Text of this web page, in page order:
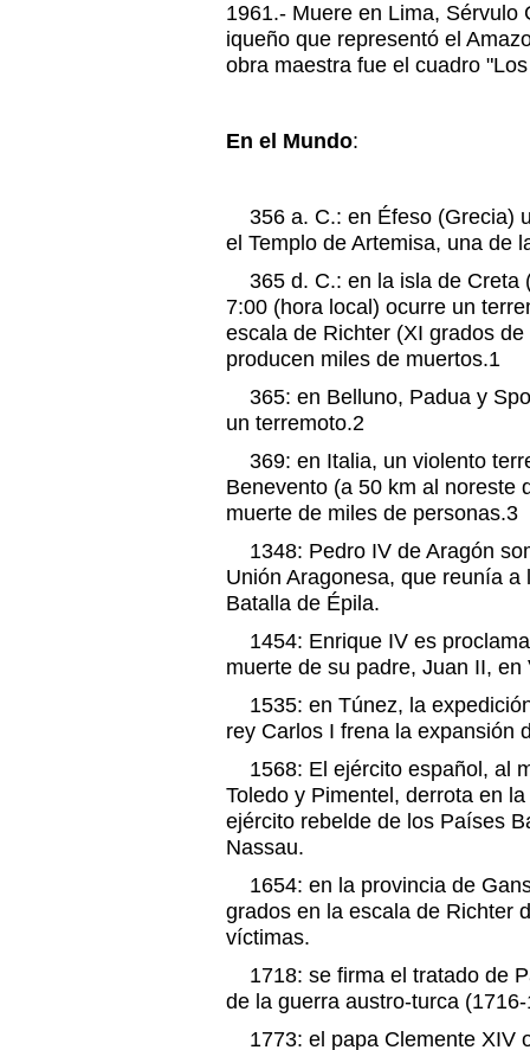
1961.- Muere en Lima, Sérvulo
iqueño que representó el
obra maestra fue el cuadro
En el Mundo:
356 a. C.: en Éfeso (Grecia)
el Templo de Artemisa, una de
365 d. C.: en la isla de Creta
7:00 (hora local) ocurre un
escala de Richter (XI grados
producen miles de muertos.1
365: en Belluno, Padua y
un terremoto.2
369: en Italia, un violento
Benevento (a 50 km al noreste
muerte de miles de personas.3
1348: Pedro IV de Aragón
Unión Aragonesa, que reunía
Batalla de Épila.
1454: Enrique IV es
muerte de su padre, Juan II, en
1535: en Túnez, la
rey Carlos I frena la expansión
1568: El ejército español, al
Toledo y Pimentel, derrota en
ejército rebelde de los Países
Nassau.
1654: en la provincia de
grados en la escala de Richter
víctimas.
1718: se firma el tratado de
de la guerra austro-turca
1773: el papa Clemente XIV